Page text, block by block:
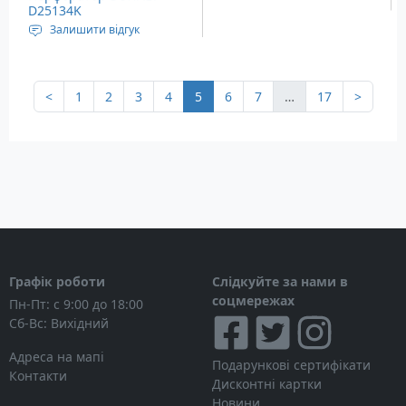
D25134K
Залишити відгук
холостого ходу: 1500 об/
хв – Макс. кількість
< 1 2 3 4 5 6 7 … 17 >
Графік роботи
Пн-Пт: с 9:00 до 18:00
Сб-Вс: Вихідний
Адреса на мапі
Контакти
Слідкуйте за нами в
соцмережах
Подарункові сертифікати
Дисконтні картки